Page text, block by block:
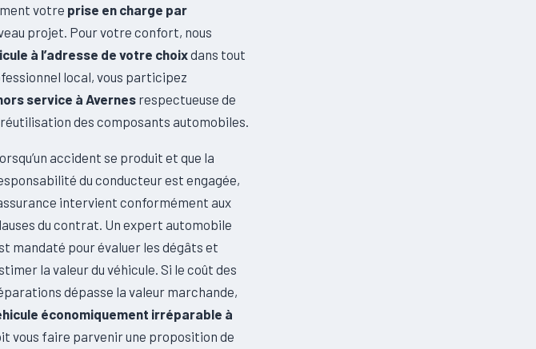
votre prise en charge par
projet. Pour votre confort, nous
à l’adresse de votre choixdans tout
local, vous participez
service à Avernes respectueuse de
des composants automobiles.
accident se produit et que la
du conducteur est engagée,
intervient conformément aux
du contrat. Un expert automobile
mandaté pour évaluer les dégâts et
la valeur du véhicule. Si le coût des
dépasse la valeur marchande,
économiquement irréparable à
vous faire parvenir une proposition de